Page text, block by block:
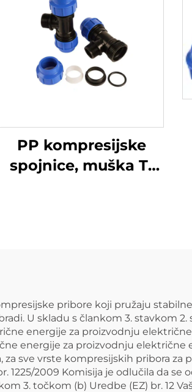
PP kompresijske
spojnice, muška T-
pribore koji pružaju
U skladu s člankom 3. stavkom 2.
energije za proizvodnju
energije za proizvodnju električne
sve vrste kompresijskih pribora za
1225/2009 Komisija je odlučila da
3. točkom (b) Uredbe (EZ) br. 12